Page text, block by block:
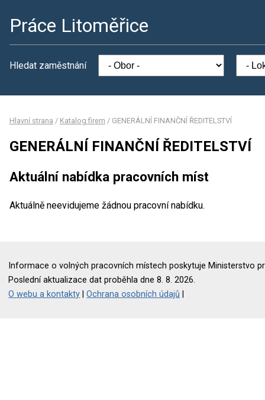
Práce Litoměřice
Hledat zaměstnání
Hlavní strana / Katalog firem / GENERÁLNÍ FINANČNÍ ŘEDITELSTVÍ
GENERÁLNÍ FINANČNÍ ŘEDITELSTVÍ
Aktuální nabídka pracovních míst
Aktuálně neevidujeme žádnou pracovní nabídku.
Informace o volných pracovních místech poskytuje Ministerstvo
Poslední aktualizace dat proběhla dne 8. 8. 2026.
O webu a kontakty |Ochrana osobních údajů